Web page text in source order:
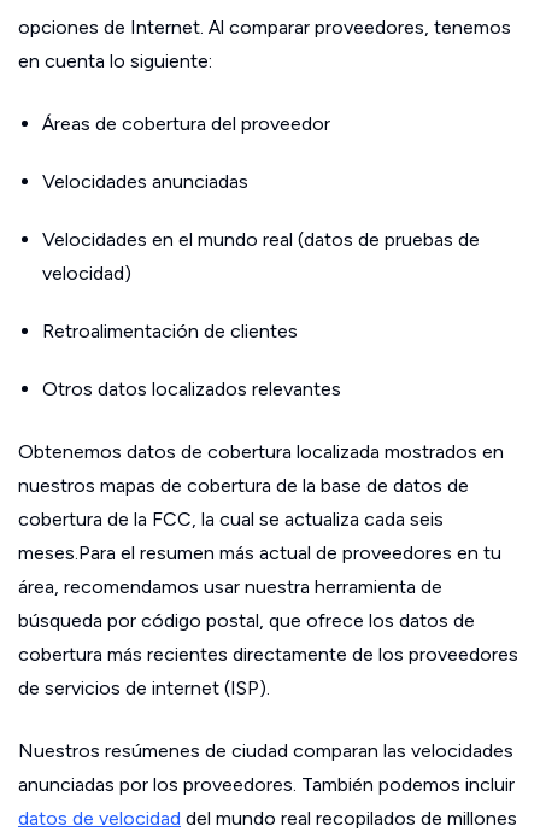
opciones de Internet. Al comparar proveedores, tenemos
en cuenta lo siguiente:
Áreas de cobertura del proveedor
Velocidades anunciadas
Velocidades en el mundo real (datos de pruebas de
velocidad)
Retroalimentación de clientes
Otros datos localizados relevantes
Obtenemos datos de cobertura localizada mostrados en
nuestros mapas de cobertura de la base de datos de
cobertura de la FCC, la cual se actualiza cada seis
meses.Para el resumen más actual de proveedores en tu
área, recomendamos usar nuestra herramienta de
búsqueda por código postal, que ofrece los datos de
cobertura más recientes directamente de los proveedores
de servicios de internet (ISP).
Nuestros resúmenes de ciudad comparan las velocidades
anunciadas por los proveedores. También podemos incluir
datos de velocidad del mundo real recopilados de millones